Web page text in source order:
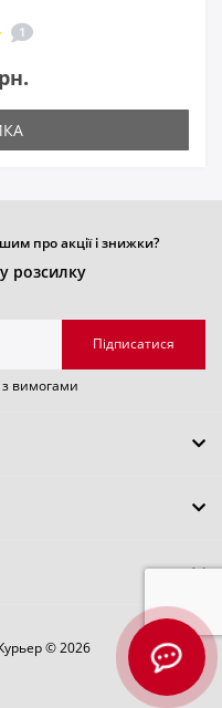
1
про акції і знижки?
розсилку
Підписатися
з вимогами
© 2026